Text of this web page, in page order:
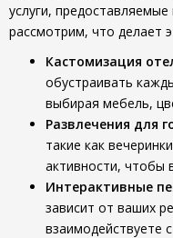
услуги,
рассмотрим, что делает
Кастомизация
обустраивать
выбирая мебель,
Развлечения для
такие как
активности, чтобы
Интерактивные
зависит от ваших
взаимодействуете